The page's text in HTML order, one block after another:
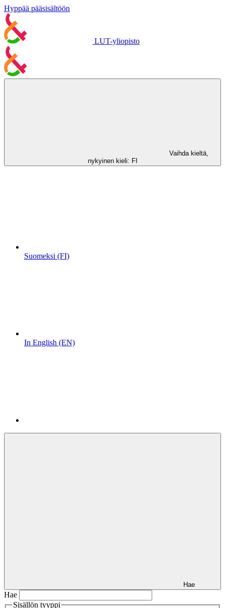
Hyppää pääsisältöön
LUT-yliopisto
Vaihda kieltä,
nykyinen kieli: FI
Suomeksi (FI)
In English (EN)
Hae
Hae
Sisällön tyyppi